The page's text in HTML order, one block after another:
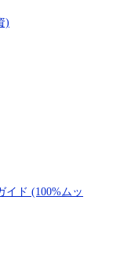
)
イド (100%ムッ